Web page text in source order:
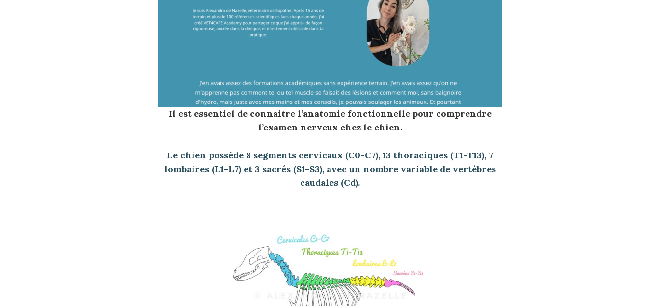
Il est essentiel de connaitre l’anatomie fonctionnelle pour comprendre
l’examen nerveux chez le chien.
Le chien possède 8 segments cervicaux (C0-C7), 13 thoraciques (T1-T13), 7
lombaires (L1-L7) et 3 sacrés (S1-S3), avec un nombre variable de vertèbres
caudales (Cd).